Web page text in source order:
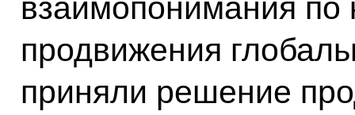
взаимопонимания
продвижения
приняли решение